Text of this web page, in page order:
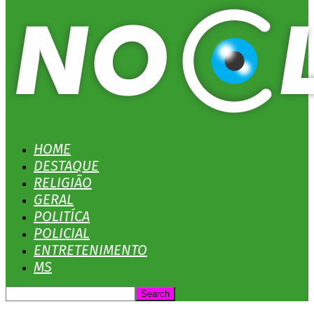
HOME
DESTAQUE
RELIGIÃO
GERAL
POLITÍCA
POLICIAL
ENTRETENIMENTO
MS